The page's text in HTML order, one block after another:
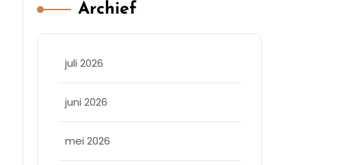
Archief
juli 2026
juni 2026
mei 2026